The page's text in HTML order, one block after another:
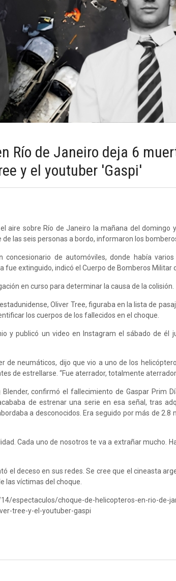
Río de Janeiro deja 6
y el youtuber 'Gaspi'
aire sobre Río de Janeiro la mañana del domingo
las seis personas a bordo, informaron los
de automóviles, donde había varios
fue extinguido, indicó el Cuerpo de Bomberos Militar
en curso para determinar la causa de la colisión.
Oliver Tree, figuraba en la lista de
los cuerpos de los fallecidos en el choque.
y publicó un video en Instagram el sábado de él
de neumáticos, dijo que vio a uno de los
de estrellarse. “Fue aterrador, totalmente
confirmó el fallecimiento de Gaspar Prim
de estrenar una serie en esa señal, tras
a desconocidos. Era seguido por más de 2.8
Cada uno de nosotros te va a extrañar mucho.
el deceso en sus redes. Se cree que el cineasta
las víctimas del choque.
espectaculos/choque-de-helicopteros-en-rio-de-
tree-y-el-youtuber-gaspi